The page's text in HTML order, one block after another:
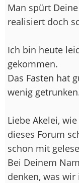
Man spürt
realisiert doch
Ich bin heute
gekommen.
Das Fasten hat
wenig
Liebe Akelei,
dieses Forum
schon mit
Bei Deinem
denken, was wir